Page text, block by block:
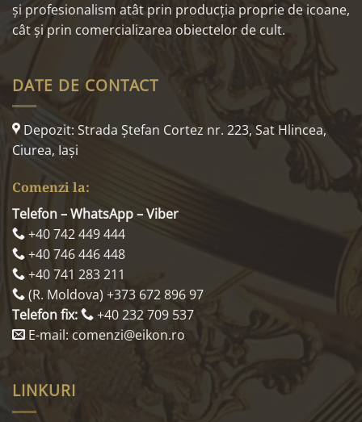
și profesionalism atât prin producția proprie de icoane,
cât și prin comercializarea obiectelor de cult.
DATE DE CONTACT
Depozit: Strada Ştefan Cortez nr. 223, Sat Hlincea,
Ciurea, Iaşi
Comenzi la:
Telefon – WhatsApp – Viber
+40 742 449 444
+40 746 446 448
+40 741 283 211
(R. Moldova) +373 672 896 97
Telefon fix:
+40 232 709 537
E-mail: comenzi@eikon.ro
LINKURI